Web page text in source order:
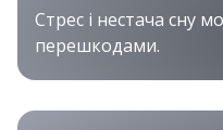
Стрес і нестача сну
перешкодами.